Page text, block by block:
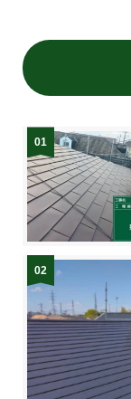
01
02